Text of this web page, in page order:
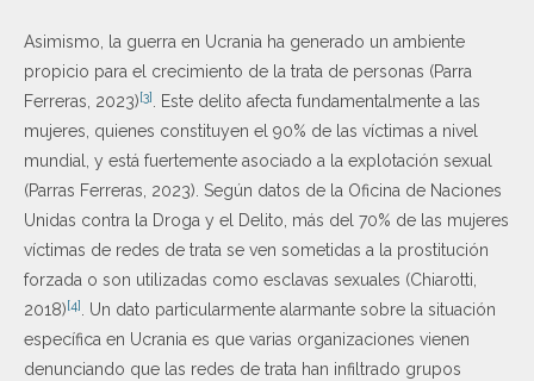
Asimismo, la guerra en Ucrania ha generado un ambiente
propicio para el crecimiento de la trata de personas (Parra
Ferreras, 2023)[3]. Este delito afecta fundamentalmente a las
mujeres, quienes constituyen el 90% de las víctimas a nivel
mundial, y está fuertemente asociado a la explotación sexual
(Parras Ferreras, 2023). Según datos de la Oficina de Naciones
Unidas contra la Droga y el Delito, más del 70% de las mujeres
víctimas de redes de trata se ven sometidas a la prostitución
forzada o son utilizadas como esclavas sexuales (Chiarotti,
2018)[4]. Un dato particularmente alarmante sobre la situación
específica en Ucrania es que varias organizaciones vienen
denunciando que las redes de trata han infiltrado grupos